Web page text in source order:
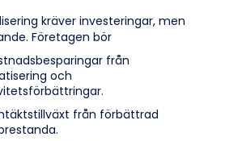
kräver investeringar, men
Företagen bör
från
och
från förbättrad